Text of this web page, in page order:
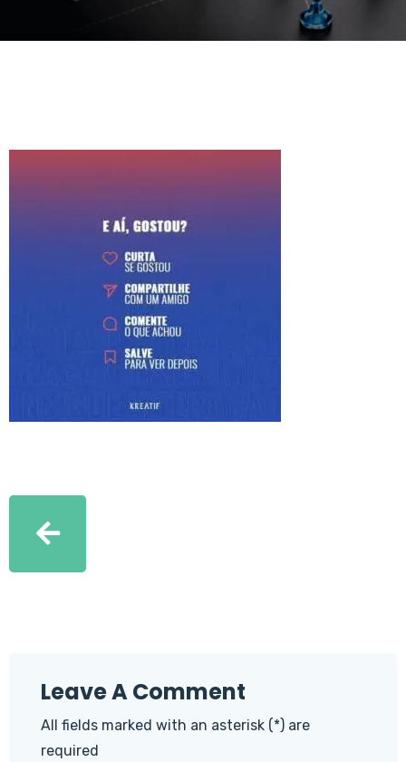
Leave A Comment
All fields marked with an asterisk (*) are
required